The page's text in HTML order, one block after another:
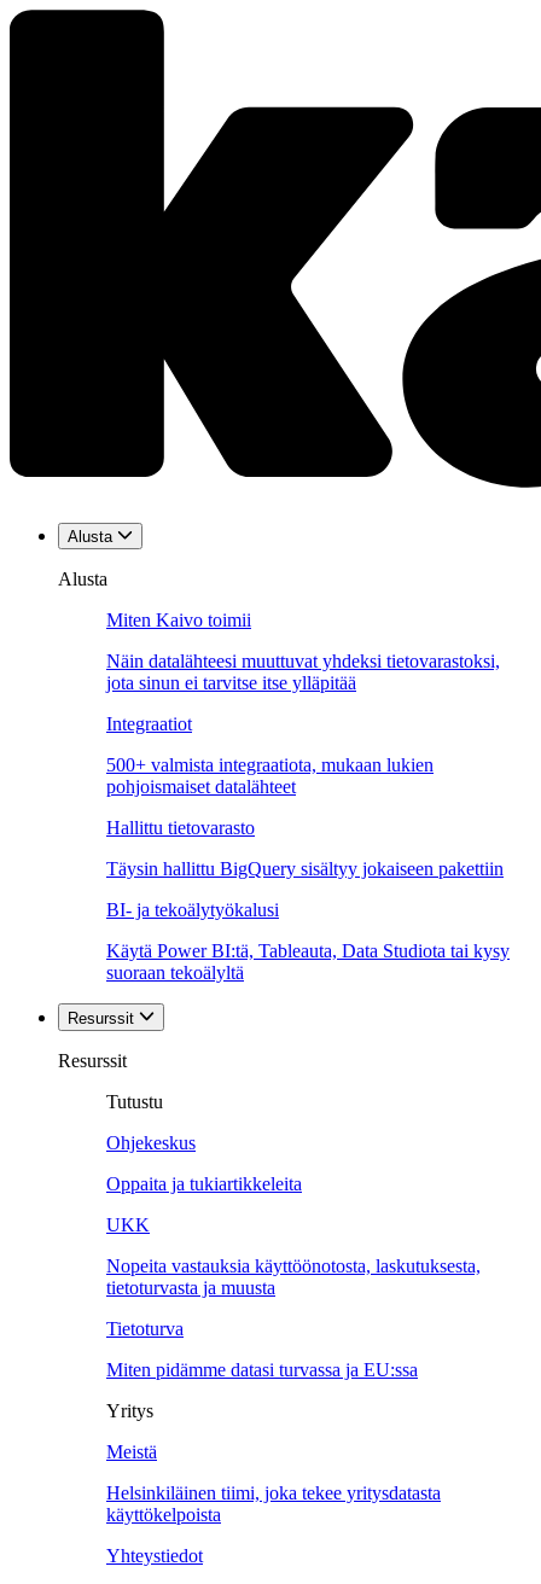
Alusta
Alusta
Miten Kaivo toimii
Näin datalähteesi muuttuvat yhdeksi tietovarastoksi,
jota sinun ei tarvitse itse ylläpitää
Integraatiot
500+ valmista integraatiota, mukaan lukien
pohjoismaiset datalähteet
Hallittu tietovarasto
Täysin hallittu BigQuery sisältyy jokaiseen pakettiin
BI- ja tekoälytyökalusi
Käytä Power BI:tä, Tableauta, Data Studiota tai kysy
suoraan tekoälyltä
Resurssit
Resurssit
Tutustu
Ohjekeskus
Oppaita ja tukiartikkeleita
UKK
Nopeita vastauksia käyttöönotosta, laskutuksesta,
tietoturvasta ja muusta
Tietoturva
Miten pidämme datasi turvassa ja EU:ssa
Yritys
Meistä
Helsinkiläinen tiimi, joka tekee yritysdatasta
käyttökelpoista
Yhteystiedot